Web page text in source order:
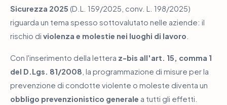
Sicurezza 2025 (D.L. 159/2025, conv. L. 198/2025)
riguarda un tema spesso sottovalutato nelle aziende: il
rischio di violenza e molestie nei luoghi di lavoro
Con l'inserimento della lettera z-bis all'art. 15, comma 1
del D.Lgs. 81/2008 , la programmazione di misure per la
prevenzione di condotte violente o moleste diventa un
obbligo prevenzionistico generale a tutti gli effetti.